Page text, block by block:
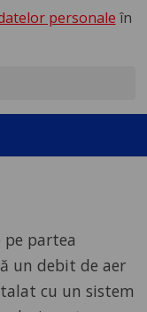
personale în
partea
un debit de aer
cu un sistem